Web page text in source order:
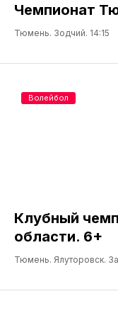
Чемпионат
Тюмень. Зодчий. 14:15
Клубный
области. 6+
Тюмень. Ялуторовск.
Волейбол